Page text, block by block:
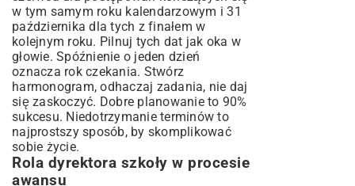
w tym samym roku kalendarzowym i 31
października dla tych z finałem w
kolejnym roku. Pilnuj tych dat jak oka w
głowie. Spóźnienie o jeden dzień
oznacza rok czekania. Stwórz
harmonogram, odhaczaj zadania, nie daj
się zaskoczyć. Dobre planowanie to 90%
sukcesu. Niedotrzymanie terminów to
najprostszy sposób, by skomplikować
sobie życie.
Rola dyrektora szkoły w procesie
awansu